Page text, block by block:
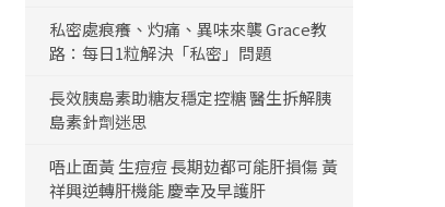
私密處痕癢、灼痛、異味來襲 Grace教
路：每日1粒解決「私密」問題
長效胰島素助糖友穩定控糖 醫生拆解胰
島素針劑迷思
唔止面黃 生痘痘 長期攰都可能肝損傷 黃
祥興逆轉肝機能 慶幸及早護肝